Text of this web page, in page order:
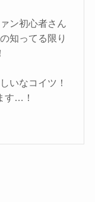
ン初心者さん
知ってる限り
いなコイツ！
す…！